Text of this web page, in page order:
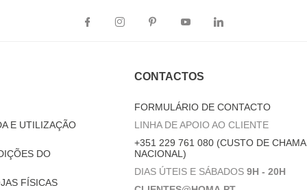
E UTILIZAÇÃO
DO
FÍSICAS
CONTACTOS
FORMULÁRIO DE CONTACTO
LINHA DE APOIO AO CLIENTE
+351 229 761 080 (CUSTO DE
NACIONAL)
DIAS ÚTEIS E SÁBADOS 9H - 20H